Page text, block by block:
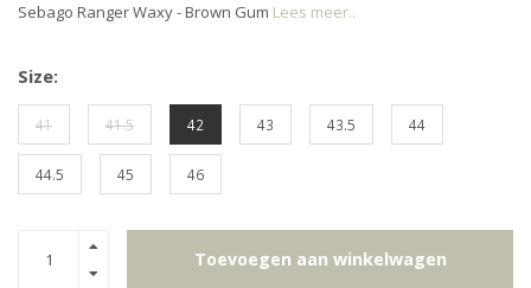
Sebago Ranger Waxy - Brown Gum Lees meer..
Size:
41 41.5 42 43 43.5 44
44.5 45 46
Toevoegen aan winkelwagen